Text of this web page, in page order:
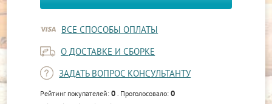
ВСЕ СПОСОБЫ ОПЛАТЫ
О ДОСТАВКЕ И СБОРКЕ
ЗАДАТЬ ВОПРОС КОНСУЛЬТАНТУ
Рейтинг покупателей:0 . Проголосовало:0